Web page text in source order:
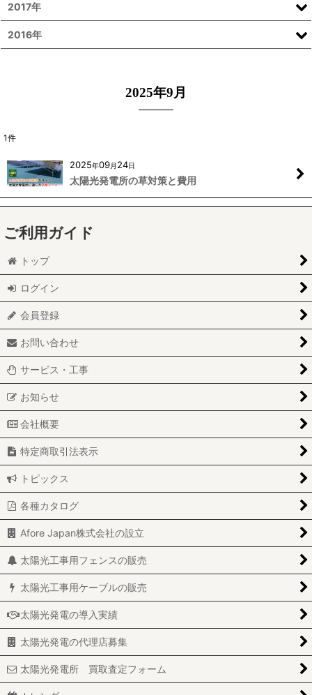
2025年9月
1件
2025年09月 24日
太陽光発電所の草対策と費用
2017年
2016年
ご利用ガイド
トップ
ログイン
会員登録
お問い合わせ
サービス・工事
お知らせ
会社概要
特定商取引法表示
トピックス
各種カタログ
Afore Japan株式会社の設立
太陽光工事用フェンスの販売
太陽光工事用ケーブルの販売
太陽光発電の導入実績
太陽光発電の代理店募集
太陽光発電所 買取査定フォーム